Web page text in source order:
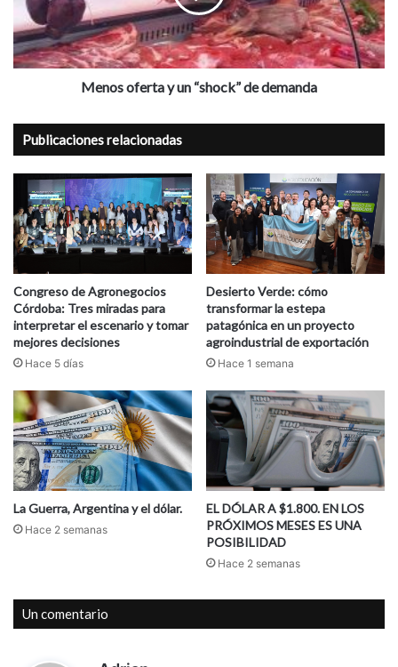
de
demanda
Menos oferta y un “shock” de demanda
Publicaciones relacionadas
Congreso de Agronegocios
Córdoba: Tres miradas para
interpretar el escenario y tomar
mejores decisiones
Hace 5 días
Desierto Verde: cómo
transformar la estepa
patagónica en un proyecto
agroindustrial de exportación
Hace 1 semana
La Guerra, Argentina y el dólar.
Hace 2 semanas
EL DÓLAR A $1.800. EN LOS
PRÓXIMOS MESES ES UNA
POSIBILIDAD
Hace 2 semanas
Un comentario